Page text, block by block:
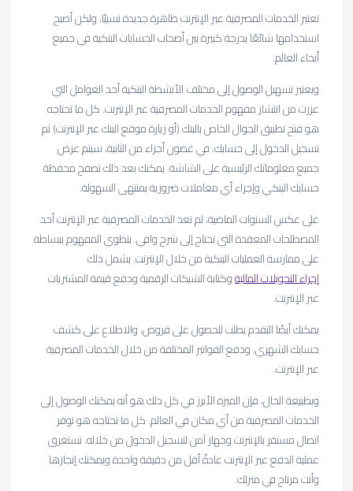
تعتبر الخدمات المصرفية عبر الإنترنت ظاهرة جديدة نسبيًا، ولكن أصبح
استخدامها شائعًا بدرجة كبيرة بين أصحاب الحسابات البنكية في جميع
أنحاء العالم.
ويعتبر تسهيل الوصول إلى مختلف الأنشطة البنكية أحد العوامل التي
عززت من انتشار مفهوم الخدمات المصرفية عبر الإنترنت. كل ما تحتاجه
هو فتح تطبيق الجوال الخاص بالبنك (أو زيارة موقع البنك عبر الإنترنت) ثم
تسجيل الدخول إلى حسابك. في غضون أجزاء من الثانية، سيتم عرض
جميع معلوماتك الرئيسية على الشاشة. يمكنك بعد ذلك تصفح محفظة
حسابك البنكي وإجراء أي معاملات ضرورية بمنتهى السهولة.
على عكس السنوات الماضية، لم تعد الخدمات المصرفية عبر الإنترنت أحد
المصطلحات المعقدة التي تحتاج إلى شرح وافي. ينطوي المفهوم ببساطة
على ممارسة العمليات البنكية من خلال الإنترنت. يشمل ذلك
إجراء التحويلات الماليةوكتابة الشيكات الرقمية ودفع قيمة المشتريات
عبر الإنترنت.
يمكنك أيضًا التقدم بطلب للحصول على قروض، والاطلاع على كشف
حسابك الشهري، ودفع الفواتير المختلفة من خلال الخدمات المصرفية
عبر الإنترنت.
وبطبيعة الحال، فإن الميزة الأبرز في كل ذلك هو أنه يمكنك الوصول إلى
الخدمات المصرفية من أي مكان في العالم. كل ما تحتاجه هو توفر
اتصال مستقر بالإنترنت وجهاز آمن لتسجيل الدخول من خلاله. تستغرق
عملية الدفع عبر الإنترنت عادةً أقل من دقيقة واحدة ويمكنك إنجازها
وأنت مرتاح في منزلك.